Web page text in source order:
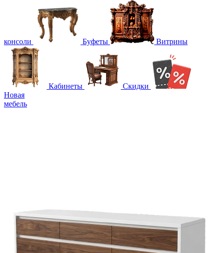
консоли Буфеты Витрины
Кабинеты
Скидки
Новая
мебель